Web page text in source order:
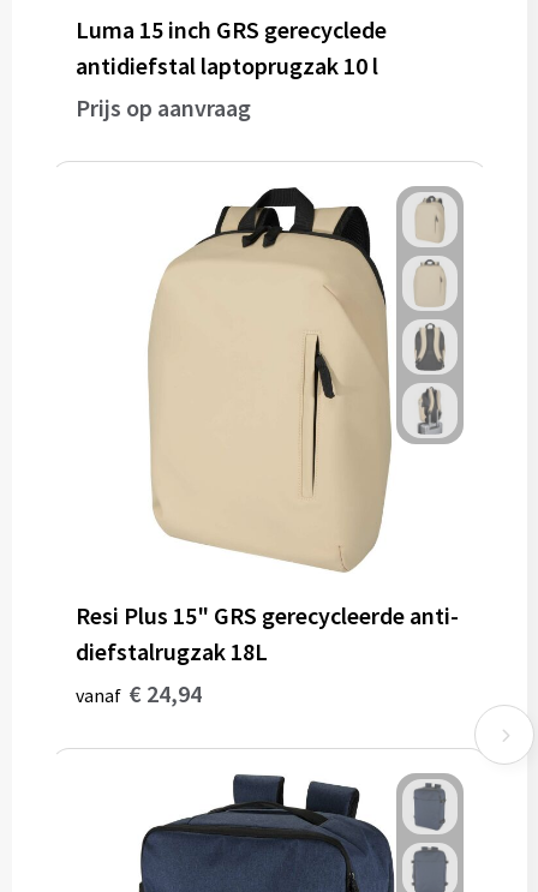
Luma 15 inch GRS gerecyclede
antidiefstal laptoprugzak 10 l
Prijs op aanvraag
Resi Plus 15" GRS gerecycleerde anti-
diefstalrugzak 18L
vanaf € 24,94